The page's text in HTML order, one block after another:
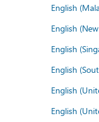
English
English
English
English
English
English